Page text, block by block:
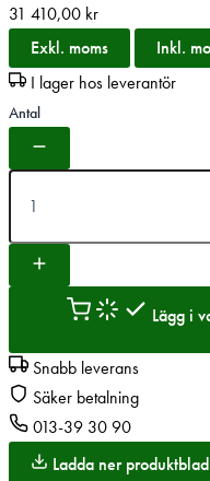
31 410,00 kr
Exkl. moms
Inkl.
I lager hos leverantör
Antal
Lägg i
Snabb leverans
Säker betalning
013-39 30 90
Ladda ner produktblad